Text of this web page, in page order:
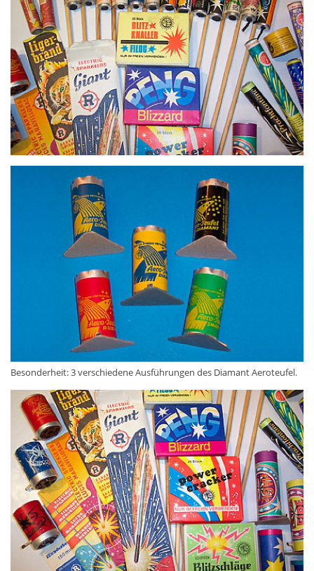
Besonderheit: 3 verschiedene Ausführungen des Diamant Aeroteufel.